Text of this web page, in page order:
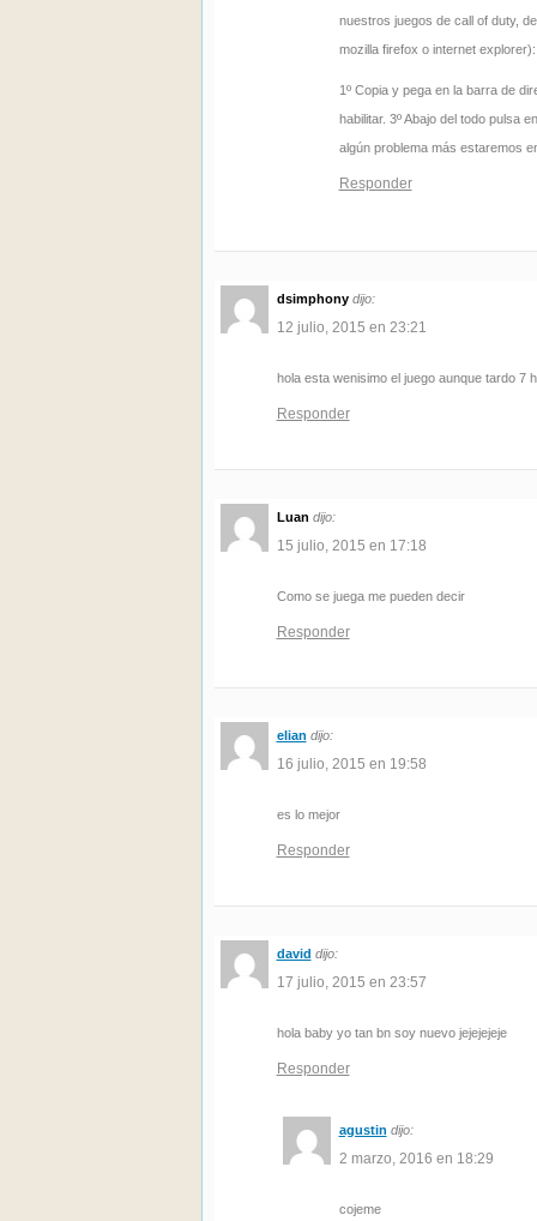
nuestros juegos de call of duty,
mozilla firefox o internet explorer):
1º Copia y pega en la barra de
habilitar. 3º Abajo del todo pulsa
algún problema más estaremos
Responder
dsimphony dijo:
12 julio, 2015 en 23:21
hola esta wenisimo el juego aunque tardo 7
Responder
Luan dijo:
15 julio, 2015 en 17:18
Como se juega me pueden decir
Responder
elian dijo:
16 julio, 2015 en 19:58
es lo mejor
Responder
david dijo:
17 julio, 2015 en 23:57
hola baby yo tan bn soy nuevo jejejejeje
Responder
agustin dijo:
2 marzo, 2016 en 18:29
cojeme